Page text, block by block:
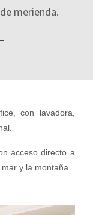
merienda.
con lavadora,
acceso directo a
y la montaña.